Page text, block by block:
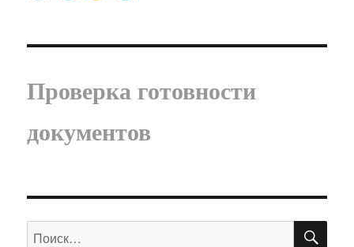
Проверка готовности
документов
Искать: